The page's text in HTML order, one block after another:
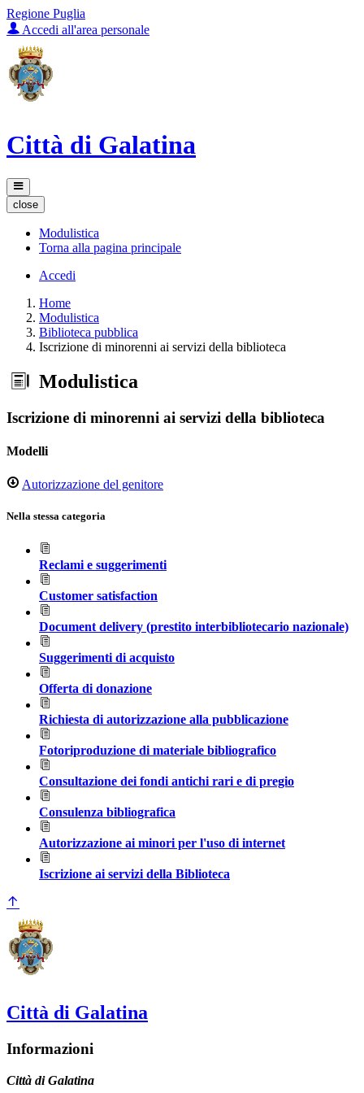
Regione Puglia
Accedi all'area personale
Città di Galatina
close
Modulistica
Torna alla pagina principale
Accedi
Home
Modulistica
Biblioteca pubblica
Iscrizione di minorenni ai servizi della biblioteca
Modulistica
Iscrizione di minorenni ai servizi della biblioteca
Modelli
Autorizzazione del genitore
Nella stessa categoria
Reclami e suggerimenti
Customer satisfaction
Document delivery (prestito interbibliotecario nazionale)
Suggerimenti di acquisto
Offerta di donazione
Richiesta di autorizzazione alla pubblicazione
Fotoriproduzione di materiale bibliografico
Consultazione dei fondi antichi rari e di pregio
Consulenza bibliografica
Autorizzazione ai minori per l'uso di internet
Iscrizione ai servizi della Biblioteca
Città di Galatina
Informazioni
Città di Galatina